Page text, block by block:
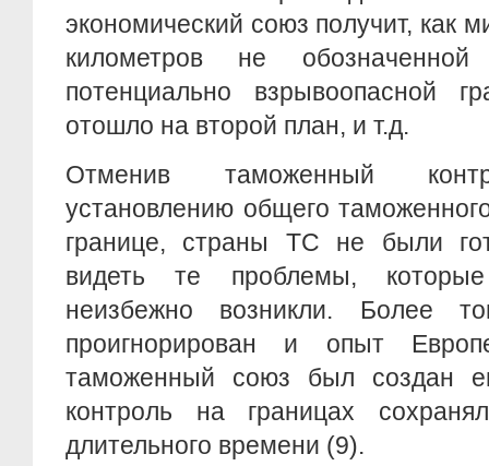
экономический союз получит, как
километров не
потенциально взрывоопасной
отошло на второй план, и т.д.
Отменив таможенный
установлению общего
границе, страны ТС не были
видеть те проблемы,
неизбежно возникли. Более
проигнорирован и опыт
таможенный союз был создан
контроль на границах
длительного времени (9).